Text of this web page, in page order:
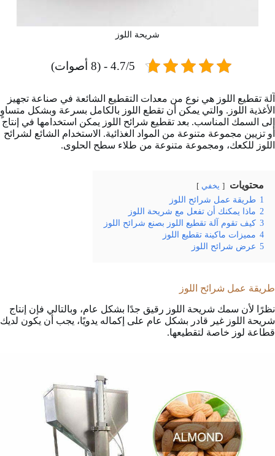
شريحة اللوز
4.7/5 - (8 أصوات)
آلة تقطيع اللوز هي نوع من معدات التقطيع الشائعة في صناعة تجهيز
الأغذية اللوز. والتي يمكن أن تقطع اللوز بالكامل بسرعة وبشكل متساوٍ
إلى السمك المناسب. بعد تقطيع شرائح اللوز يمكن استخدامها في إنتاج
أو تزيين مجموعة متنوعة من المواد الغذائية. الاستخدام الشائع لشرائح
اللوز للكعك، ومجموعة متنوعة من طلاء سطح الحلوى.
محتويات يخفي
1 طريقة عمل شرائح اللوز
2 ماذا يمكنك أن تفعل مع شريحة اللوز
3 كيف تقوم آلة تقطيع اللوز بصنع شرائح اللوز
4 مميزات ماكينة تقطيع اللوز
5 عرض شرائح اللوز
طريقة عمل شرائح اللوز
نظرًا لأن سمك شريحة اللوز رقيق جدًا بشكل عام، وبالتالي فإن إنتاج
شريحة اللوز غير قادر بشكل عام على إكماله يدويًا، يجب أن يكون لديك
قطاعة لوز خاصة لتقطيعها.